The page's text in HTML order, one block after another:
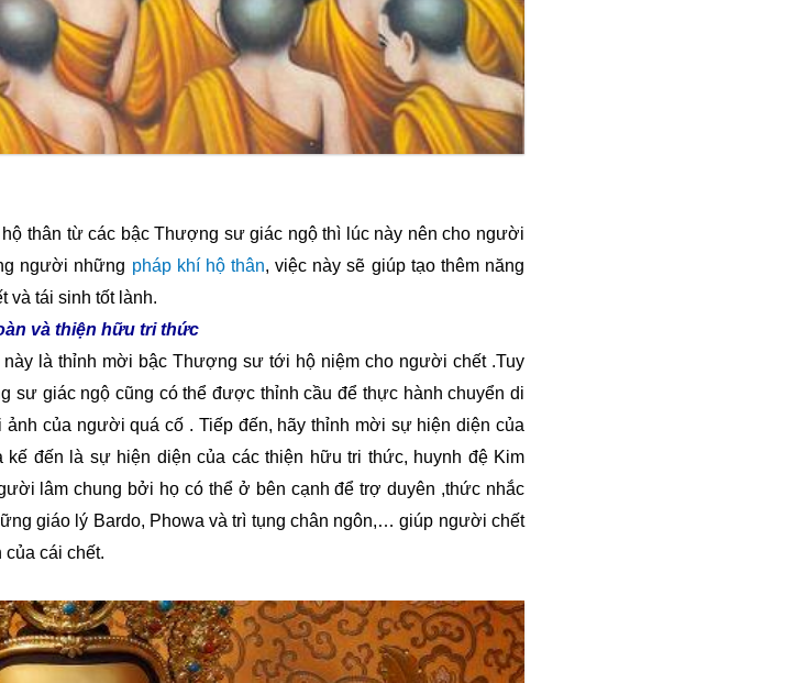
thân từ các bậc Thượng sư giác ngộ thì lúc này nên cho người
người những pháp khí hộ thân, việc này sẽ giúp tạo thêm năng
và tái sinh tốt lành.
và thiện hữu tri thức
là thỉnh mời bậc Thượng sư tới hộ niệm cho người chết.Tuy
sư giác ngộ cũng có thể được thỉnh cầu để thực hành chuyển di
của người quá cố . Tiếp đến, hãy thỉnh mời sự hiện diện của
kế đến là sự hiện diện của các thiện hữu tri thức, huynh đệ Kim
lâm chung bởi họ có thể ở bên cạnh để trợ duyên ,thức nhắc
giáo lý Bardo, Phowa và trì tụng chân ngôn,… giúp người chết
cái chết.